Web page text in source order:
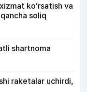
koʻrsatish va
soliq
shartnoma
raketalar uchirdi,